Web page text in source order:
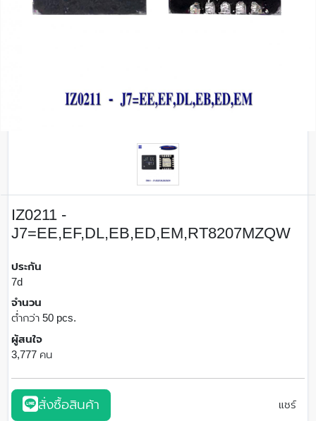
IZ0211 -
J7=EE,EF,DL,EB,ED,EM,RT8207MZQW
ประกัน
7d
จำนวน
ต่ำกว่า 50 pcs.
ผู้สนใจ
3,777 คน
สั่งซื้อสินค้า แชร์